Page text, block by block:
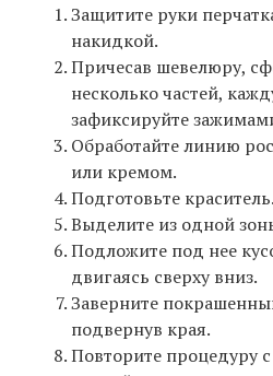
Защитите руки
накидкой.
Причесав шевелюру,
несколько частей,
зафиксируйте
Обработайте линию
или кремом.
Подготовьте краситель.
Выделите из одной
Подложите под нее
двигаясь сверху вниз.
Заверните
подвернув края.
Повторите процедуру